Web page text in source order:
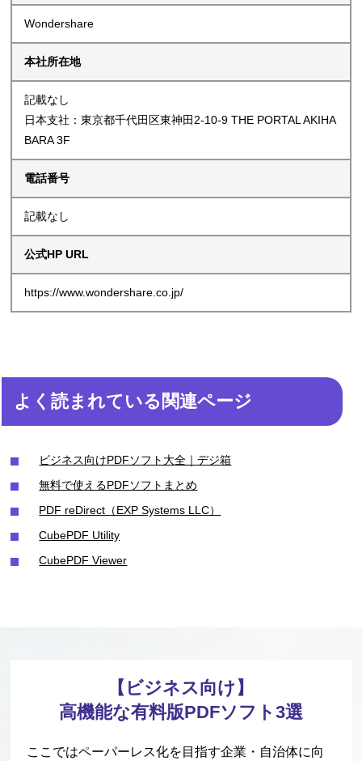
Wondershare
本社所在地
記載なし
日本支社：東京都千代田区東神田2-10-9 THE PORTAL AKIHA
BARA 3F
電話番号
記載なし
公式HP URL
https://www.wondershare.co.jp/
よく読まれている関連ページ
ビジネス向けPDFソフト大全｜デジ箱
無料で使えるPDFソフトまとめ
PDF reDirect（EXP Systems LLC）
CubePDF Utility
CubePDF Viewer
【ビジネス向け】
高機能な有料版PDFソフト3選
ここではペーパーレス化を目指す企業・自治体に向